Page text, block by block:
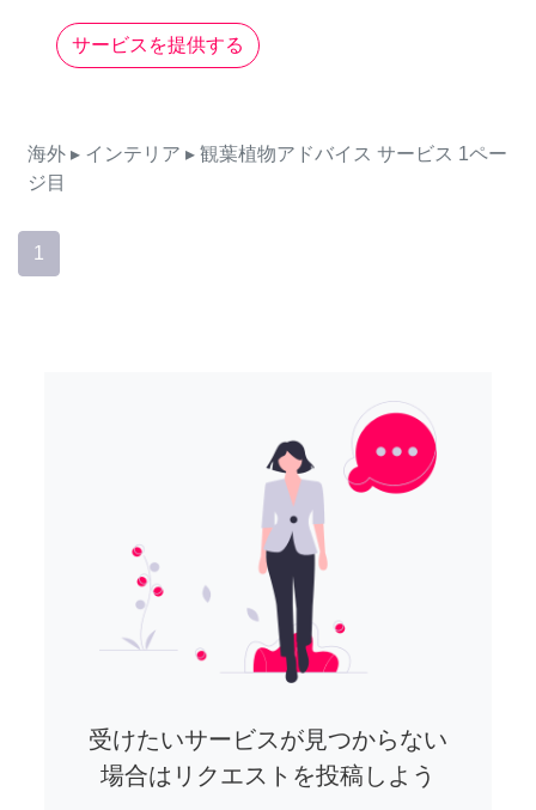
サービスを提供する
海外 ▸ インテリア ▸ 観葉植物アドバイス サービス 1ペー
ジ目
1
受けたいサービスが見つからない
場合はリクエストを投稿しよう